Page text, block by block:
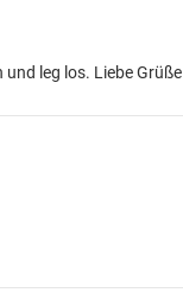
leg los. Liebe Grüße